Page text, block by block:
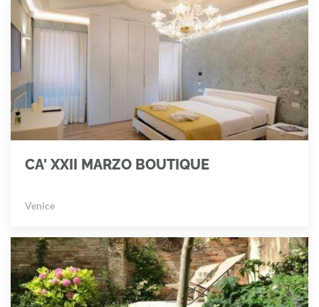
CA' XXII MARZO BOUTIQUE
Venice